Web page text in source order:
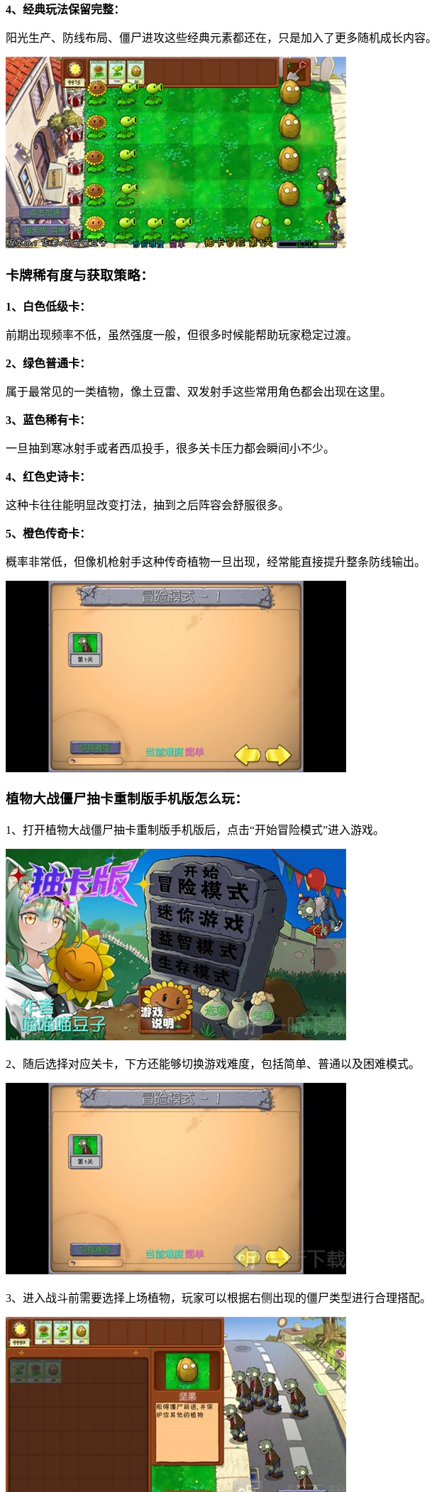
4、经典玩法保留完整：
阳光生产、防线布局、僵尸进攻这些经典元素都还在，只是加入了更多随机成长内容。
卡牌稀有度与获取策略：
1、白色低级卡：
前期出现频率不低，虽然强度一般，但很多时候能帮助玩家稳定过渡。
2、绿色普通卡：
属于最常见的一类植物，像土豆雷、双发射手这些常用角色都会出现在这里。
3、蓝色稀有卡：
一旦抽到寒冰射手或者西瓜投手，很多关卡压力都会瞬间小不少。
4、红色史诗卡：
这种卡往往能明显改变打法，抽到之后阵容会舒服很多。
5、橙色传奇卡：
概率非常低，但像机枪射手这种传奇植物一旦出现，经常能直接提升整条防线输出。
植物大战僵尸抽卡重制版手机版怎么玩：
1、打开植物大战僵尸抽卡重制版手机版后，点击“开始冒险模式”进入游戏。
2、随后选择对应关卡，下方还能够切换游戏难度，包括简单、普通以及困难模式。
3、进入战斗前需要选择上场植物，玩家可以根据右侧出现的僵尸类型进行合理搭配。